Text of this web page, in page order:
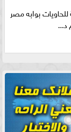
بوابه مصر
د...